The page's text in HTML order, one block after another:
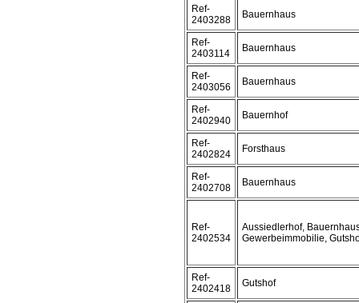
Ref-
2403288
Bauernhaus
Ref-
2403114
Bauernhaus
Ref-
2403056
Bauernhaus
Ref-
2402940
Bauernhof
Ref-
2402824
Forsthaus
Ref-
2402708
Bauernhaus
Ref-
2402534
Aussiedlerhof,
Gewerbeimmobilie,
Ref-
2402418
Gutshof